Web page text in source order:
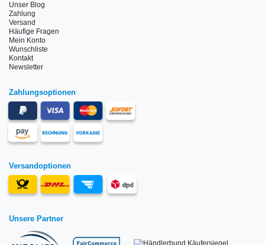
Unser Blog
Zahlung
Versand
Häufige Fragen
Mein Konto
Wunschliste
Kontakt
Newsletter
Zahlungsoptionen
Versandoptionen
Unsere Partner